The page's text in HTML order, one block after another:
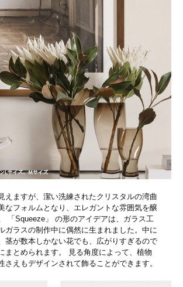
えますが、潔い洗練されたクリスタルの湾曲
なフォルムとなり、エレガントな雰囲気を醸
「Squeeze」 の形のアイデアは、ガラス工
ガラスの制作中に偶然に生まれました。中に
茎が数本しかない花でも、広がりすぎるので
まとめられます。 見る角度によって、植物
さえもデザインされて飾ることができます。